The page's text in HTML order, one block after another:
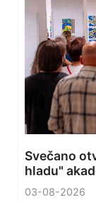
Svečano
hladu"
03-08-2026